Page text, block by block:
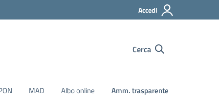
Accedi
Cerca
MAD Albo online Amm. trasparente